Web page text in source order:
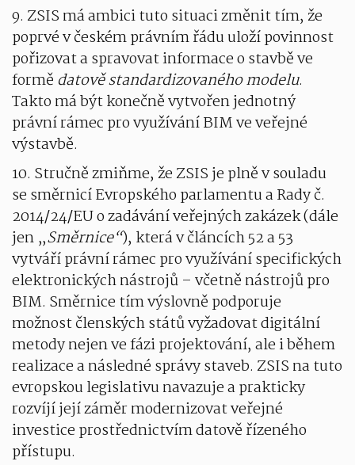
9. ZSIS má ambici tuto situaci změnit tím, že
poprvé v českém právním řádu uloží povinnost
pořizovat a spravovat informace o stavbě ve
formě datově standardizovaného modelu.
Takto má být konečně vytvořen jednotný
právní rámec pro využívání BIM ve veřejné
výstavbě.
10. Stručně zmiňme, že ZSIS je plně v souladu
se směrnicí Evropského parlamentu a Rady č.
2014/24/EU o zadávání veřejných zakázek (dále
jen „Směrnice“), která v článcích 52 a 53
vytváří právní rámec pro využívání specifických
elektronických nástrojů – včetně nástrojů pro
BIM. Směrnice tím výslovně podporuje
možnost členských států vyžadovat digitální
metody nejen ve fázi projektování, ale i během
realizace a následné správy staveb. ZSIS na tuto
evropskou legislativu navazuje a prakticky
rozvíjí její záměr modernizovat veřejné
investice prostřednictvím datově řízeného
přístupu.